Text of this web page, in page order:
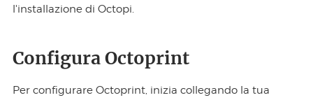
l'installazione di Octopi.
Configura Octoprint
Per configurare Octoprint, inizia collegando la tua